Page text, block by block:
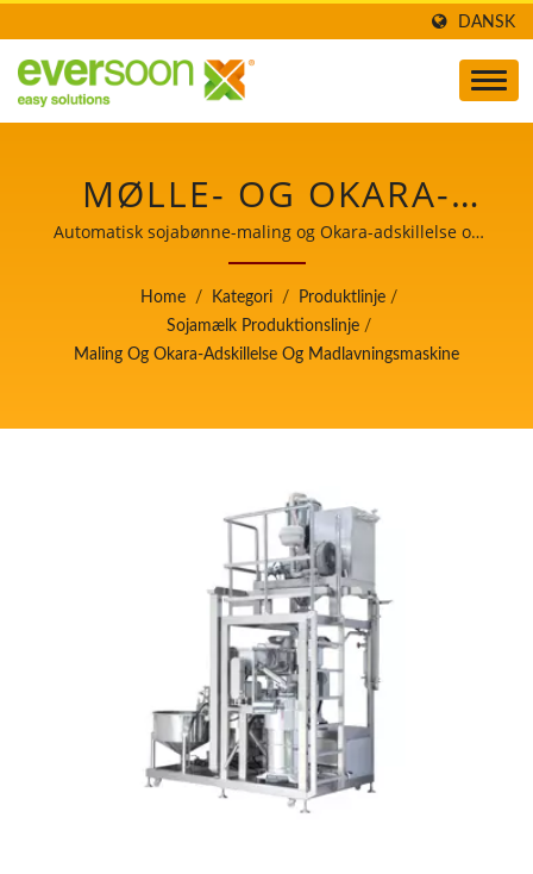
DANSK
MØLLE- OG OKARA-
SEPARATIONS- OG
MADLAVNINGSMASKINE
ER EN AF MASKINERNE
/ LEDER AF DEN
AUTOMATISKE TOFU-
OG
MED HØJESTE
PRIORITET I
FØDEVARESIKKERHED.
Automatisk sojabønne-maling og Okara-adskillelse og
madlavningsmaskine / Leder af den automatiske tofu-
og sojamælkefremstillingsmaskine med højeste prioritet
i fødevaresikkerhed.
Home / Kategori / Produktlinje /
Sojamælk Produktionslinje /
Maling Og Okara-Adskillelse Og Madlavningsmaskine